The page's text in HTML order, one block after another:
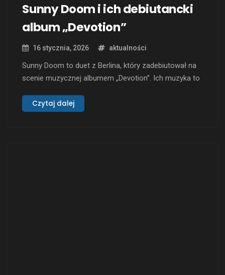
Sunny Doom i ich debiutancki
album „Devotion”
16 stycznia, 2026 aktualności
Sunny Doom to duet z Berlina, który zadebiutował na
scenie muzycznej albumem „Devotion”. Ich muzyka to
tekstami, które skłaniają do refleksji. Wyprodukowany
Czytaj dalej